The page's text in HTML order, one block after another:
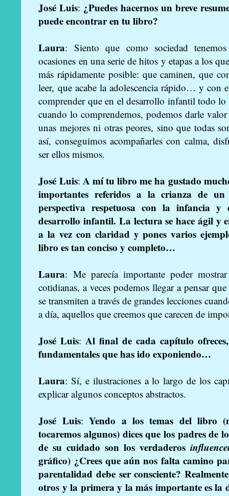
José Luis: ¿Puedes hacernos un breve
puede encontrar en tu libro?
Laura: Siento que como sociedad
ocasiones en una serie de hitos y etapas a los
más rápidamente posible: que caminen, que
leer, que acabe la adolescencia rápido… y con
comprender que en el desarrollo infantil todo
cuando lo comprendemos, podemos darle
unas mejores ni otras peores, sino que todas
así, conseguimos acompañarles con calma,
ser ellos mismos.
José Luis: A mí tu libro me ha gustado
importantes referidos a la crianza de
perspectiva respetuosa con la infancia
desarrollo infantil. La lectura se hace ágil y
a la vez con claridad y pones varios
libro es tan conciso y completo…
Laura: Me parecía importante poder
cotidianas, a veces podemos llegar a pensar
se transmiten a través de grandes lecciones
a día, aquellos que creemos que carecen de
José Luis:Al final de cada capítulo
fundamentales que has ido exponiendo…
Laura: Sí, e ilustraciones a lo largo de los
explicar algunos conceptos abstractos.
José Luis:Yendo a los temas del libro
tocaremos algunos) dices que los padres de
de su cuidado son los verdaderos
gráfico) ¿Crees que aún nos falta camino
parentalidad debe ser consciente?
otros y la primera y la más importante es la